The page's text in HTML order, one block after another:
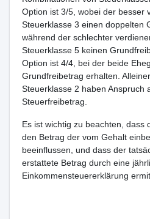
Option ist 3/5, wobei der besser
Steuerklasse 3 einen doppelten
während der schlechter
Steuerklasse 5 keinen
Option ist 4/4, bei der beide
Grundfreibetrag erhalten.
Steuerklasse 2 haben Anspruch
Steuerfreibetrag.
Es ist wichtig zu beachten, dass
den Betrag der vom Gehalt
beeinflussen, und dass der
erstattete Betrag durch eine
Einkommensteuererklärung